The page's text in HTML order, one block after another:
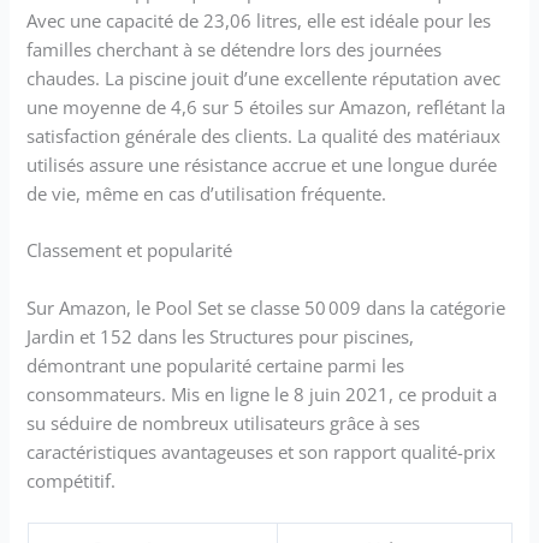
Avec une capacité de 23,06 litres, elle est idéale pour les
familles cherchant à se détendre lors des journées
chaudes. La piscine jouit d’une excellente réputation avec
une moyenne de 4,6 sur 5 étoiles sur Amazon, reflétant la
satisfaction générale des clients. La qualité des matériaux
utilisés assure une résistance accrue et une longue durée
de vie, même en cas d’utilisation fréquente.
Classement et popularité
Sur Amazon, le Pool Set se classe 50 009 dans la catégorie
Jardin et 152 dans les Structures pour piscines,
démontrant une popularité certaine parmi les
consommateurs. Mis en ligne le 8 juin 2021, ce produit a
su séduire de nombreux utilisateurs grâce à ses
caractéristiques avantageuses et son rapport qualité-prix
compétitif.